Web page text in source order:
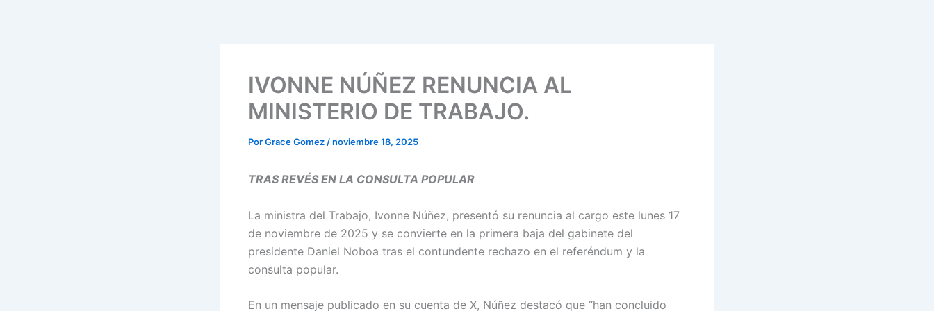
IVONNE NÚÑEZ RENUNCIA AL
MINISTERIO DE TRABAJO.
PorGrace Gomez /noviembre 18, 2025
TRAS REVÉS EN LA CONSULTA POPULAR
La ministra del Trabajo, Ivonne Núñez, presentó su renuncia al cargo este lunes 17
de noviembre de 2025 y se convierte en la primera baja del gabinete del
presidente Daniel Noboa tras el contundente rechazo en el referéndum y la
consulta popular.
En un mensaje publicado en su cuenta de X, Núñez destacó que “han concluido